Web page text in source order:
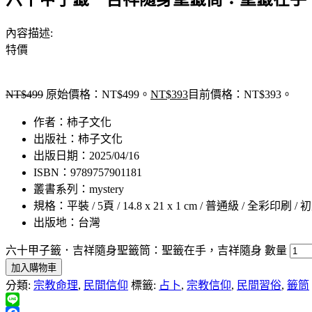
內容描述:
特價
NT$499 原始價格：NT$499。 NT$393目前價格：NT$393。
作者：柿子文化
出版社：柿子文化
出版日期：2025/04/16
ISBN：9789757901181
叢書系列：mystery
規格：平裝 / 5頁 / 14.8 x 21 x 1 cm / 普通級 / 全彩印刷 /
出版地：台灣
六十甲子籤．吉祥隨身聖籤筒：聖籤在手，吉祥隨身 數量
加入購物車
分類: 宗教命理, 民間信仰 標籤: 占卜, 宗教信仰, 民間習俗, 籤筒